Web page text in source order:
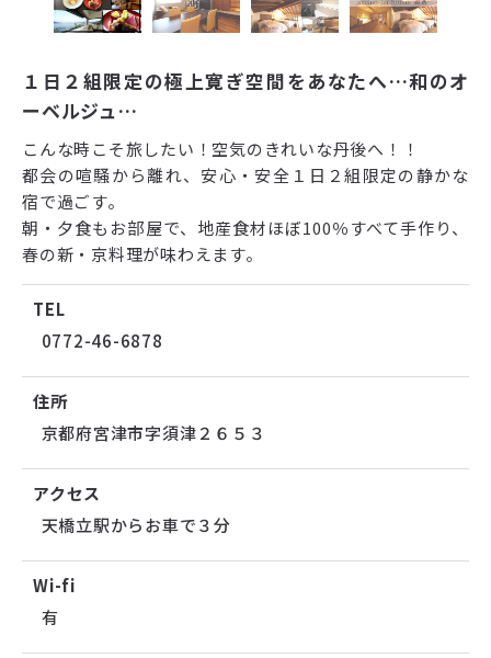
１日２組限定の極上寛ぎ空間をあなたへ…和のオ
ーベルジュ…
こんな時こそ旅したい！空気のきれいな丹後へ！！
都会の喧騒から離れ、安心・安全１日２組限定の静かな
宿で過ごす。
朝・夕食もお部屋で、地産食材ほぼ100％すべて手作り、
春の新・京料理が味わえます。
TEL
0772-46-6878
住所
京都府宮津市字須津２６５３
アクセス
天橋立駅からお車で３分
Wi-fi
有